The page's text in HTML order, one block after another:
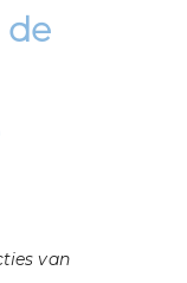
de
van